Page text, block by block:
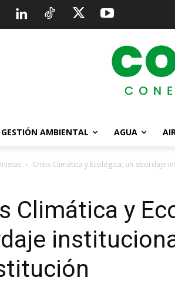
GESTIÓN AMBIENTAL AGUA
Crisis Climática y Ecológica, un abordaje
Climática y